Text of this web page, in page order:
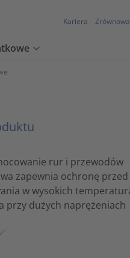
Kariera
rur i przewodów
zapewnia ochronę
w wysokich
przy dużych naprężeniach